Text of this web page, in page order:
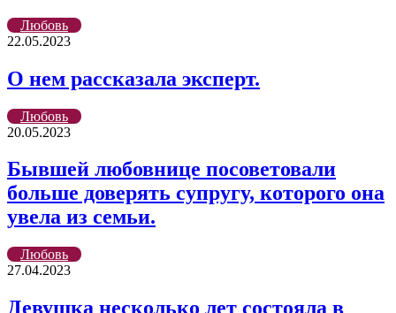
Любовь
22.05.2023
О нем рассказала эксперт.
Любовь
20.05.2023
Бывшей любовнице посоветовали
больше доверять супругу, которого она
увела из семьи.
Любовь
27.04.2023
Девушка несколько лет состояла в